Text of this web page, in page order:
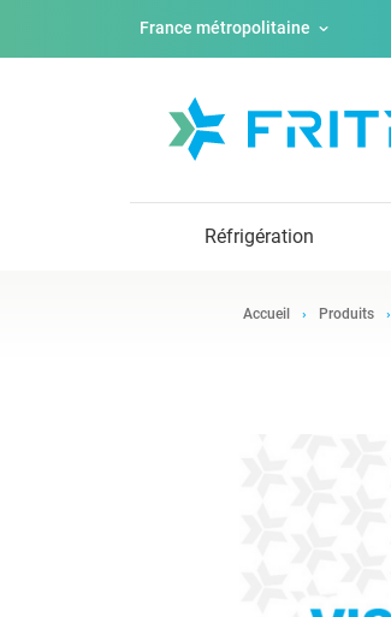
France métropolitaine
Réfrigération
Accueil Produits